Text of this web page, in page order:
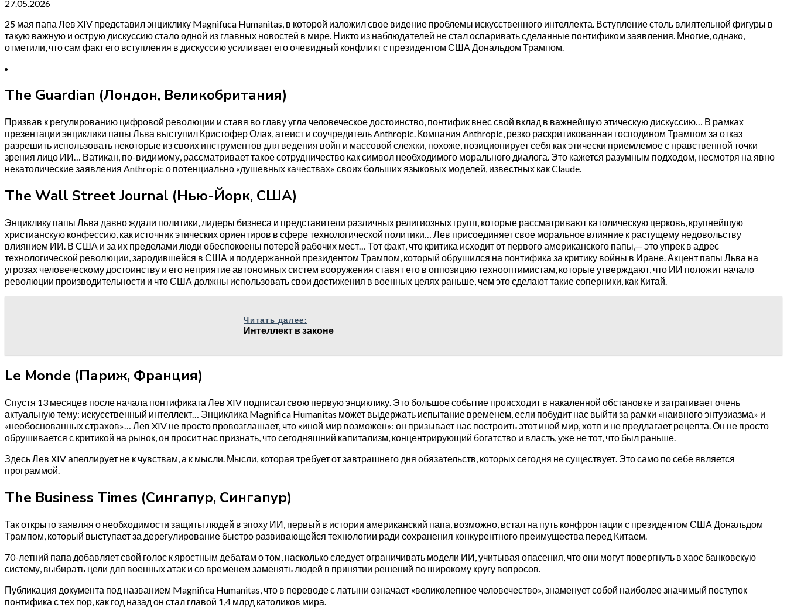
27.05.2026
25 мая папа Лев XIV представил энциклику Magnifuca Humanitas, в которой изложил свое видение проблемы искусственного интеллекта. Вступление столь влиятельной фигуры в
такую важную и острую дискуссию стало одной из главных новостей в мире. Никто из наблюдателей не стал оспаривать сделанные понтификом заявления. Многие, однако,
отметили, что сам факт его вступления в дискуссию усиливает его очевидный конфликт с президентом США Дональдом Трампом.
The Guardian (Лондон, Великобритания)
Призвав к регулированию цифровой революции и ставя во главу угла человеческое достоинство, понтифик внес свой вклад в важнейшую этическую дискуссию… В рамках
презентации энциклики папы Льва выступил Кристофер Олах, атеист и соучредитель Anthropic. Компания Anthropic, резко раскритикованная господином Трампом за отказ
разрешить использовать некоторые из своих инструментов для ведения войн и массовой слежки, похоже, позиционирует себя как этически приемлемое с нравственной точки
зрения лицо ИИ… Ватикан, по-видимому, рассматривает такое сотрудничество как символ необходимого морального диалога. Это кажется разумным подходом, несмотря на явно
некатолические заявления Anthropic о потенциально «душевных качествах» своих больших языковых моделей, известных как Claude.
The Wall Street Journal (Нью-Йорк, США)
Энциклику папы Льва давно ждали политики, лидеры бизнеса и представители различных религиозных групп, которые рассматривают католическую церковь, крупнейшую
христианскую конфессию, как источник этических ориентиров в сфере технологической политики… Лев присоединяет свое моральное влияние к растущему недовольству
влиянием ИИ. В США и за их пределами люди обеспокоены потерей рабочих мест… Тот факт, что критика исходит от первого американского папы,— это упрек в адрес
технологической революции, зародившейся в США и поддержанной президентом Трампом, который обрушился на понтифика за критику войны в Иране. Акцент папы Льва на
угрозах человеческому достоинству и его неприятие автономных систем вооружения ставят его в оппозицию технооптимистам, которые утверждают, что ИИ положит начало
революции производительности и что США должны использовать свои достижения в военных целях раньше, чем это сделают такие соперники, как Китай.
Читать далее:
Интеллект в законе
Le Monde (Париж, Франция)
Спустя 13 месяцев после начала понтификата Лев XIV подписал свою первую энциклику. Это большое событие происходит в накаленной обстановке и затрагивает очень
актуальную тему: искусственный интеллект… Энциклика Magnifica Humanitas может выдержать испытание временем, если побудит нас выйти за рамки «наивного энтузиазма» и
«необоснованных страхов»… Лев XIV не просто провозглашает, что «иной мир возможен»: он призывает нас построить этот иной мир, хотя и не предлагает рецепта. Он не просто
обрушивается с критикой на рынок, он просит нас признать, что сегодняшний капитализм, концентрирующий богатство и власть, уже не тот, что был раньше.
Здесь Лев XIV апеллирует не к чувствам, а к мысли. Мысли, которая требует от завтрашнего дня обязательств, которых сегодня не существует. Это само по себе является
программой.
The Business Times (Сингапур, Сингапур)
Так открыто заявляя о необходимости защиты людей в эпоху ИИ, первый в истории американский папа, возможно, встал на путь конфронтации с президентом США Дональдом
Трампом, который выступает за дерегулирование быстро развивающейся технологии ради сохранения конкурентного преимущества перед Китаем.
70-летний папа добавляет свой голос к яростным дебатам о том, насколько следует ограничивать модели ИИ, учитывая опасения, что они могут повергнуть в хаос банковскую
систему, выбирать цели для военных атак и со временем заменять людей в принятии решений по широкому кругу вопросов.
Публикация документа под названием Magnifica Humanitas, что в переводе с латыни означает «великолепное человечество», знаменует собой наиболее значимый поступок
понтифика с тех пор, как год назад он стал главой 1,4 млрд католиков мира.